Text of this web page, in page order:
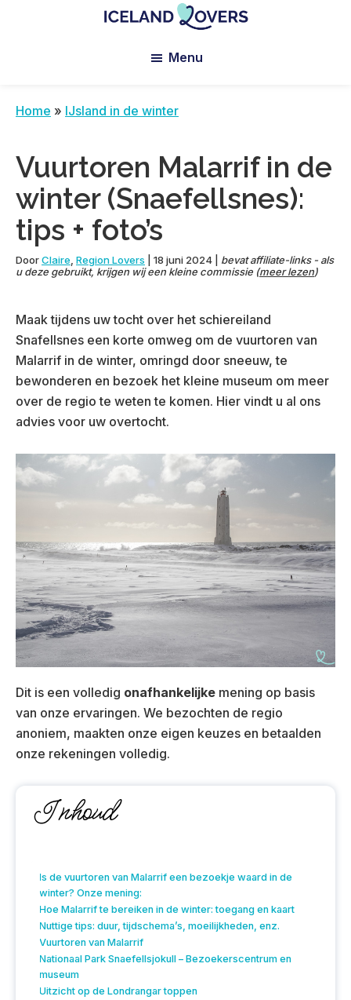
Claire
Menu
Home » IJsland in de winter
Vuurtoren Malarrif in de
winter (Snaefellsnes):
tips + foto’s
DoorClaire Region Lovers 18 juni 2024
bevat affiliate-links - als
u deze gebruikt, krijgen wij een kleine commissie (meer lezen)
Maak tijdens uw tocht over het schiereiland
Snafellsnes een korte omweg om de vuurtoren van
Malarrif in de winter, omringd door sneeuw, te
bewonderen en bezoek het kleine museum om meer
over de regio te weten te komen. Hier vindt u al ons
advies voor uw overtocht.
Dit is een volledig onafhankelijke mening op basis
van onze ervaringen. We bezochten de regio
anoniem, maakten onze eigen keuzes en betaalden
onze rekeningen volledig.
Inhoud
Is de vuurtoren van Malarrif een bezoekje waard in de
winter? Onze mening:
Hoe Malarrif te bereiken in de winter: toegang en kaart
Nuttige tips: duur, tijdschema’s, moeilijkheden, enz.
Vuurtoren van Malarrif
Nationaal Park Snaefellsjokull – Bezoekerscentrum en
museum
Uitzicht op de Londrangar toppen